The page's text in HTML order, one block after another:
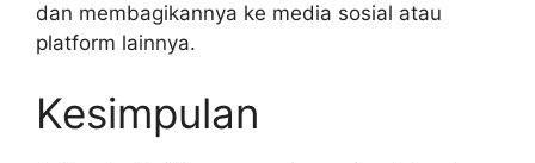
dan membagikannya ke media sosial atau
platform lainnya.
Kesimpulan